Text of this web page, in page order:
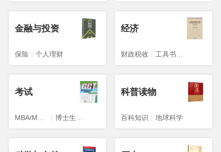
金融与投资
保险 | 个人理财
经济
财政税收 | 工具书与参考书
考试
|
科普读物
百科知识 | 地球科学